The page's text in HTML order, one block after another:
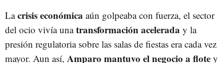
Lacrisis económica aún golpeaba con fuerza, el sector
del ocio vivía unatransformación acelerada y la
presión regulatoria sobre las salas de fiestas era cada vez
mayor. Aun así, Amparo mantuvo el negocio a flote y